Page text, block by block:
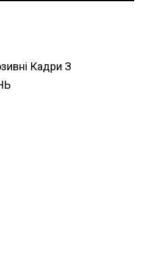
Кадри З